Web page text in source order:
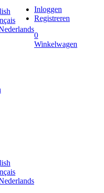
Inloggen
Registreren
0
Winkelwagen